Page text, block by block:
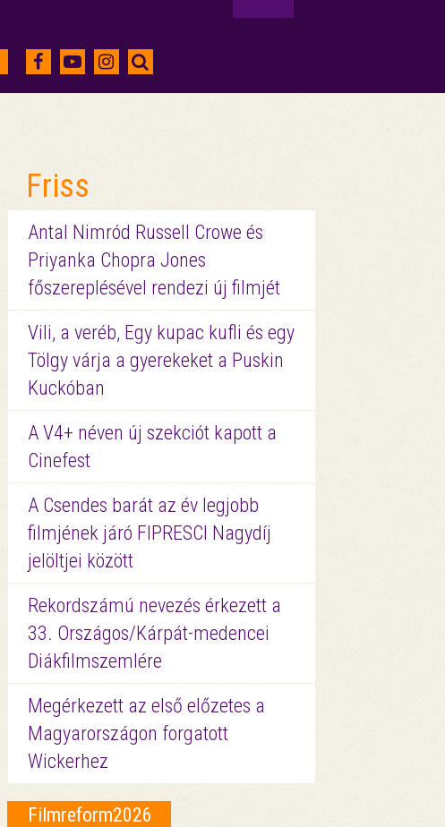
Friss
Antal Nimród Russell Crowe és
Priyanka Chopra Jones
főszereplésével rendezi új filmjét
Vili, a veréb, Egy kupac kufli és egy
Tölgy várja a gyerekeket a Puskin
Kuckóban
A V4+ néven új szekciót kapott a
Cinefest
A Csendes barát az év legjobb
filmjének járó FIPRESCI Nagydíj
jelöltjei között
Rekordszámú nevezés érkezett a
33. Országos/Kárpát-medencei
Diákfilmszemlére
Megérkezett az első előzetes a
Magyarországon forgatott
Wickerhez
Filmreform2026